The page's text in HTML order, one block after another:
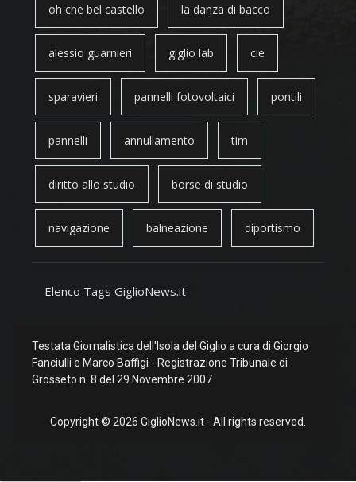
oh che bel castello la danza di bacco
alessio guarnieri giglio lab cie
sparavieri pannelli fotovoltaici pontili
pannelli annullamento tim
diritto allo studio borse di studio
navigazione balneazione diportismo
Elenco Tags GiglioNews.it
Testata Giornalistica dell'Isola del Giglio a cura di Giorgio
Fanciulli e Marco Baffigi - Registrazione Tribunale di
Grosseto n. 8 del 29 Novembre 2007
Copyright © 2026 GiglioNews.it - All rights reserved.